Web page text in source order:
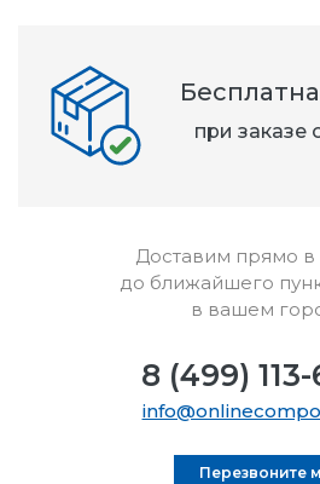
при заказе
Доставим прямо в
до ближайшего
в вашем
8 (499)
Перезвоните